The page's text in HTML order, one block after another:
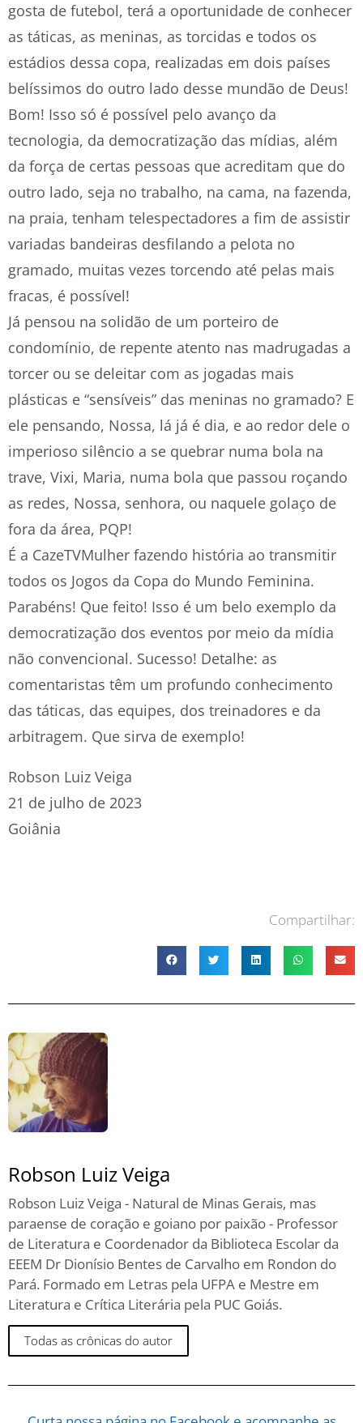
gosta de futebol, terá a oportunidade de conhecer
as táticas, as meninas, as torcidas e todos os
estádios dessa copa, realizadas em dois países
belíssimos do outro lado desse mundão de Deus!
Bom! Isso só é possível pelo avanço da
tecnologia, da democratização das mídias, além
da força de certas pessoas que acreditam que do
outro lado, seja no trabalho, na cama, na fazenda,
na praia, tenham telespectadores a fim de assistir
variadas bandeiras desfilando a pelota no
gramado, muitas vezes torcendo até pelas mais
fracas, é possível!
Já pensou na solidão de um porteiro de
condomínio, de repente atento nas madrugadas a
torcer ou se deleitar com as jogadas mais
plásticas e “sensíveis” das meninas no gramado? E
ele pensando, Nossa, lá já é dia, e ao redor dele o
imperioso silêncio a se quebrar numa bola na
trave, Vixi, Maria, numa bola que passou roçando
as redes, Nossa, senhora, ou naquele golaço de
fora da área, PQP!
É a CazeTVMulher fazendo história ao transmitir
todos os Jogos da Copa do Mundo Feminina.
Parabéns! Que feito! Isso é um belo exemplo da
democratização dos eventos por meio da mídia
não convencional. Sucesso! Detalhe: as
comentaristas têm um profundo conhecimento
das táticas, das equipes, dos treinadores e da
arbitragem. Que sirva de exemplo!
Robson Luiz Veiga
21 de julho de 2023
Goiânia
Compartilhar:
Robson Luiz Veiga
Robson Luiz Veiga - Natural de Minas Gerais, mas
paraense de coração e goiano por paixão - Professor
de Literatura e Coordenador da Biblioteca Escolar da
EEEM Dr Dionísio Bentes de Carvalho em Rondon do
Pará. Formado em Letras pela UFPA e Mestre em
Literatura e Crítica Literária pela PUC Goiás.
Todas as crônicas do autor